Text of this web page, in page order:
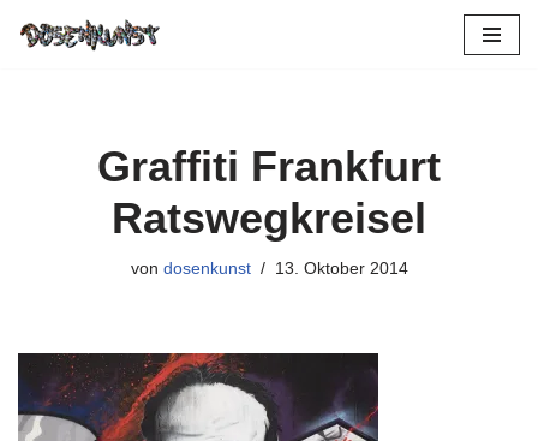
Graffiti Frankfurt
Ratswegkreisel
von dosenkunst 13. Oktober 2014